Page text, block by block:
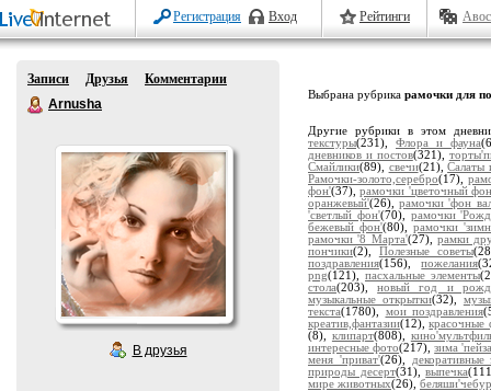
Регистрация Вход Рейтинги
Записи Друзья
Комментарии
Arnusha
В друзья
Выбрана рубрика рамочки для
Другие рубрики в этом
текстуры(231), Флора и фауна
дневников и постов(321),
Смайлики(89), свечи(21),Салаты
Рамочки-золото,серебро(17),
фон'(37),рамочки 'цветочный
оранжевый'(26),рамочки 'фон
'светлый фон'(70), рамочки
бежевый фон'(80), рамочки
рамочки '8 Марта'(27), рамки
пончики(2), Полезные советы
поздравления(156),пожелания
png(121), пасхальные элементы
стола(203),новый год и
музыкальные открытки(32),
текста(1780), мои поздравления
креатив,фантазии(12),красочные
(8), клипарт(808),
интересные фото(217),зима
меня 'приват'(26),
декоративные
природы десерт(31),выпечка
мире животных(26),